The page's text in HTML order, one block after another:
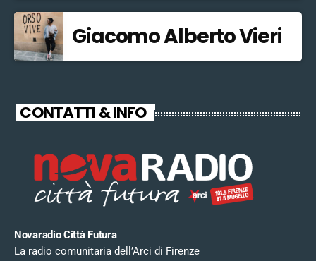
Giacomo Alberto Vieri
CONTATTI & INFO
Novaradio Città Futura
La radio comunitaria dell’Arci di Firenze